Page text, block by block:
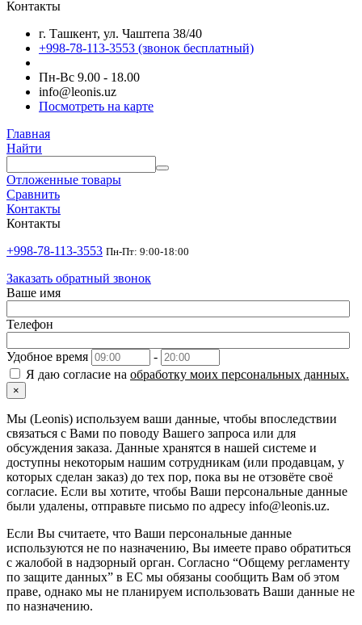
Контакты
г. Ташкент, ул. Чаштепа 38/40
+998-78-113-3553 (звонок бесплатный)
Пн-Вс 9.00 - 18.00
info@leonis.uz
Посмотреть на карте
Главная
Найти
Отложенные товары
Сравнить
Контакты
Контакты
+998-78-113-3553 Пн-Пт: 9:00-18:00
Заказать обратный звонок
Ваше имя
Телефон
Удобное время
-
Я даю согласие на обработку моих персональных данных.
×
Мы (Leonis) используем ваши данные, чтобы впоследствии
связаться с Вами по поводу Вашего запроса или для
обсуждения заказа. Данные хранятся в нашей системе и
доступны некоторым нашим сотрудникам (или продавцам, у
которых сделан заказ) до тех пор, пока вы не отзовёте своё
согласие. Если вы хотите, чтобы Ваши персональные данные
были удалены, отправьте письмо по адресу info@leonis.uz.
Если Вы считаете, что Ваши персональные данные
используются не по назначению, Вы имеете право обратиться
с жалобой в надзорный орган. Согласно “Общему регламенту
по защите данных” в ЕС мы обязаны сообщить Вам об этом
праве, однако мы не планируем использовать Ваши данные не
по назначению.